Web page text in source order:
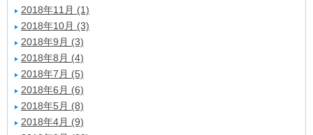
2018年11月 (1)
2018年10月 (3)
2018年9月 (3)
2018年8月 (4)
2018年7月 (5)
2018年6月 (6)
2018年5月 (8)
2018年4月 (9)